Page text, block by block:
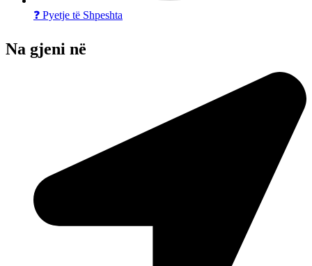
❓ Pyetje të Shpeshta
Na gjeni në